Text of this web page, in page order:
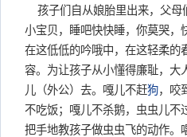
孩子们自从娘胎里出来，父母
小宝贝，睡吧快快睡，你莫哭，
在这低低的吟哦中，在这轻柔的
容。为让孩子从小懂得廉耻，大
儿（外公）去。嘎儿不赶狗，咬
不吃饭；嘎儿不杀鹅，虫虫儿不
把手地教孩子做虫虫飞的动作。